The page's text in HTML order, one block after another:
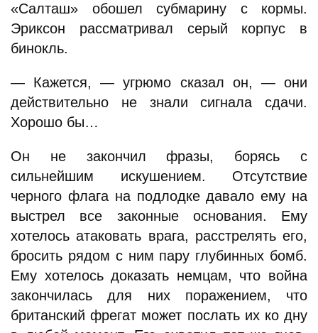
«Салташ» обошел субмарину с кормы.
Эриксон рассматривал серый корпус в
бинокль.
— Кажется, — угрюмо сказал он, — они
действительно не знали сигнала сдачи.
Хорошо бы…
Он не закончил фразы, борясь с
сильнейшим искушением. Отсутствие
черного флага на подлодке давало ему на
выстрел все законные основания. Ему
хотелось атаковать врага, расстрелять его,
бросить рядом с ним пару глубинных бомб.
Ему хотелось доказать немцам, что война
закончилась для них поражением, что
британский фрегат может послать их ко дну